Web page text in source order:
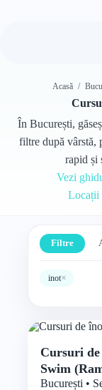
Acasă /
În București,
filtre după vârstă,
rapid și
Vezi
Locații
Filtre
inot×
Cursuri
Swim
București •